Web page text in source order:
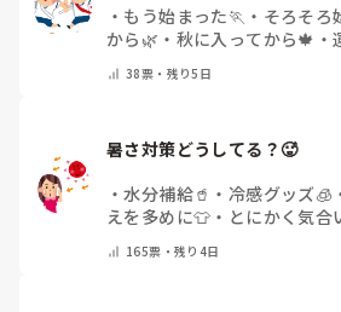
・ もう始まった🏃 ・ そろそろ
から🌿 ・ 秋に入ってから🍁 ・
38票・ 残り5日
暑さ対策どうしてる？🥵
・水分補給🥤 ・ 冷感グッズ🧊
えを多めに👕 ・ とにかく気合
165票・残り4日